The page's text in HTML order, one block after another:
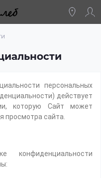
персональных
действует
которую Сайт может
просмотра сайта.